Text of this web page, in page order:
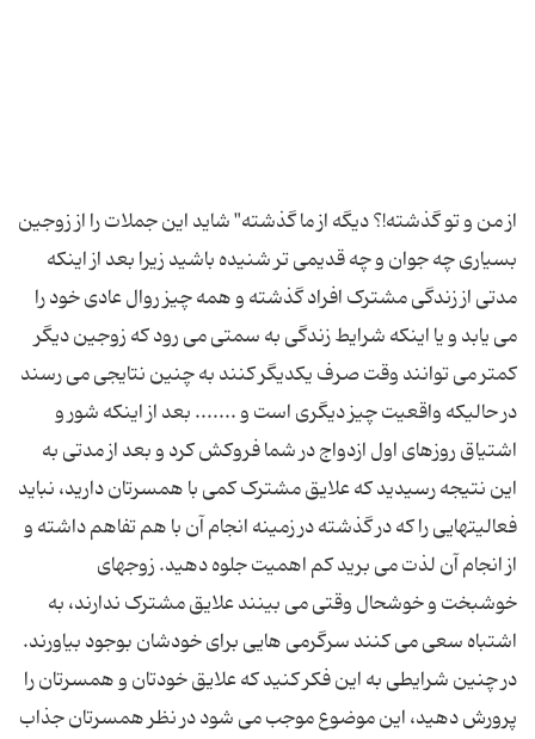
از من و تو گذشته!؟ دیگه از ما گذشته" شاید این جملات را از زوجین
بسیاری چه جوان و چه قدیمی تر شنیده باشید زیرا بعد از اینکه
مدتی از زندگی مشترک افراد گذشته و همه چیز روال عادی خود را
می یابد و یا اینکه شرایط زندگی به سمتی می رود که زوجین دیگر
کمتر می توانند وقت صرف یکدیگر کنند به چنین نتایجی می رسند
در حالیکه واقعیت چیز دیگری است و ....... بعد از اینکه شور و
اشتیاق روزهای اول ازدواج در شما فروکش کرد و بعد از مدتی به
این نتیجه رسیدید که علایق مشترک کمی با همسرتان دارید، نباید
فعالیتهایی را که در گذشته در زمینه انجام آن با هم تفاهم داشته و
از انجام آن لذت می برید کم اهمیت جلوه دهید. زوجهای
خوشبخت و خوشحال وقتی می بینند علایق مشترک ندارند، به
اشتباه سعی می کنند سرگرمی هایی برای خودشان بوجود بیاورند.
در چنین شرایطی به این فکر کنید که علایق خودتان و همسرتان را
پرورش دهید، این موضوع موجب می شود در نظر همسرتان جذاب